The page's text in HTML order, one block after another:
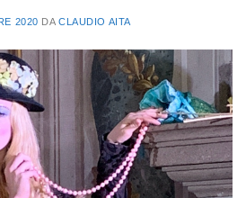
2020 DACLAUDIO AITA